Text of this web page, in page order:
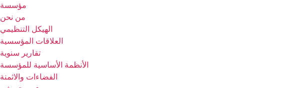
مؤسسة
من نحن
الهيكل التنظيمي
العلاقات المؤسسية
تقارير سنوية
الأنظمة الأساسية للمؤسسة
الفضاءات والاثمنة